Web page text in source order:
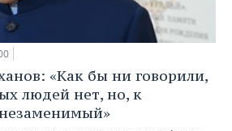
«Как бы ни говорили,
людей нет, но, к